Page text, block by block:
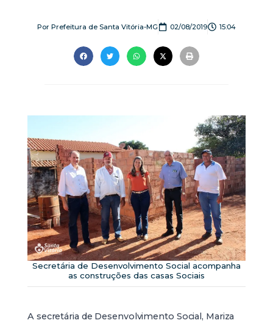
Por Prefeitura de Santa Vitória-MG 02/08/2019 15:04
Secretária de Desenvolvimento Social acompanha
as construções das casas Sociais
A secretária de Desenvolvimento Social, Mariza